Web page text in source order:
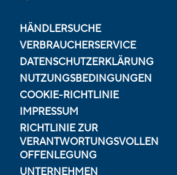
HÄNDLERSUCHE
VERBRAUCHERSERVICE
DATENSCHUTZERKLÄRUNG
NUTZUNGSBEDINGUNGEN
COOKIE-RICHTLINIE
IMPRESSUM
RICHTLINIE ZUR
VERANTWORTUNGSVOLLEN
OFFENLEGUNG
UNTERNEHMEN